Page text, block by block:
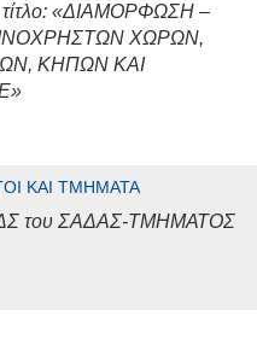
τίτλο: «ΔΙΑΜΟΡΦΩΣΗ –
ΧΩΡΩΝ,
ΚΗΠΩΝ ΚΑΙ
ΚΑΙ ΤΜΉΜΑΤΑ
ΔΣ του ΣΑΔΑΣ-ΤΜΗΜΑΤΟΣ